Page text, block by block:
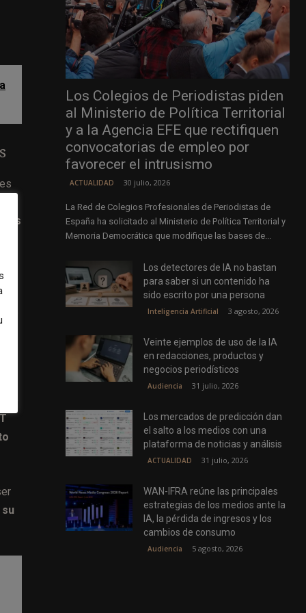
Los Colegios de Periodistas piden
al Ministerio de Política Territorial
y a la Agencia EFE que rectifiquen
convocatorias de empleo por
favorecer el intrusismo
ACTUALIDAD 30 julio, 2026
La Red de Colegios Profesionales de Periodistas de
España ha solicitado al Ministerio de Política Territorial y
Memoria Democrática que modifique las bases de...
Los detectores de IA no bastan
para saber si un contenido ha
sido escrito por una persona
Inteligencia Artificial 3 agosto, 2026
Veinte ejemplos de uso de la IA
en redacciones, productos y
negocios periodísticos
Audiencia 31 julio, 2026
Los mercados de predicción dan
el salto a los medios con una
plataforma de noticias y análisis
ACTUALIDAD 31 julio, 2026
WAN-IFRA reúne las principales
estrategias de los medios ante la
IA, la pérdida de ingresos y los
cambios de consumo
Audiencia 5 agosto, 2026